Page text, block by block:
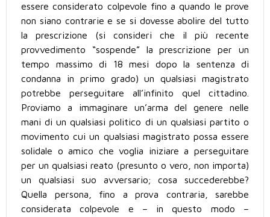
essere considerato colpevole fino a quando le prove
non siano contrarie e se si dovesse abolire del tutto
la prescrizione (si consideri che il più recente
provvedimento “sospende” la prescrizione per un
tempo massimo di 18 mesi dopo la sentenza di
condanna in primo grado) un qualsiasi magistrato
potrebbe perseguitare all’infinito quel cittadino.
Proviamo a immaginare un’arma del genere nelle
mani di un qualsiasi politico di un qualsiasi partito o
movimento cui un qualsiasi magistrato possa essere
solidale o amico che voglia iniziare a perseguitare
per un qualsiasi reato (presunto o vero, non importa)
un qualsiasi suo avversario; cosa succederebbe?
Quella persona, fino a prova contraria, sarebbe
considerata colpevole e – in questo modo –